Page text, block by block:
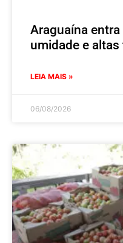
Araguaína
umidade e
LEIA MAIS »
06/08/2026